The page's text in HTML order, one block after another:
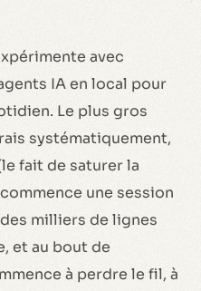
avec
IA en local pour
Le plus gros
systématiquement,
fait de saturer la
une session
milliers de lignes
et au bout de
à perdre le fil, à